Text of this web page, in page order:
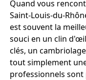
Quand vous
Saint-Louis-du-
est souvent la
souci en un clin
clés, un
tout simplement
professionnels